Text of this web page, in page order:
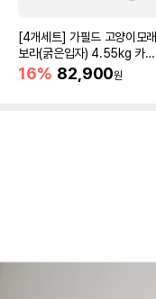
[4개세트] 가필드 고양이모래
보라(굵은입자) 4.55kg 카사
바모래
16% 82,900원